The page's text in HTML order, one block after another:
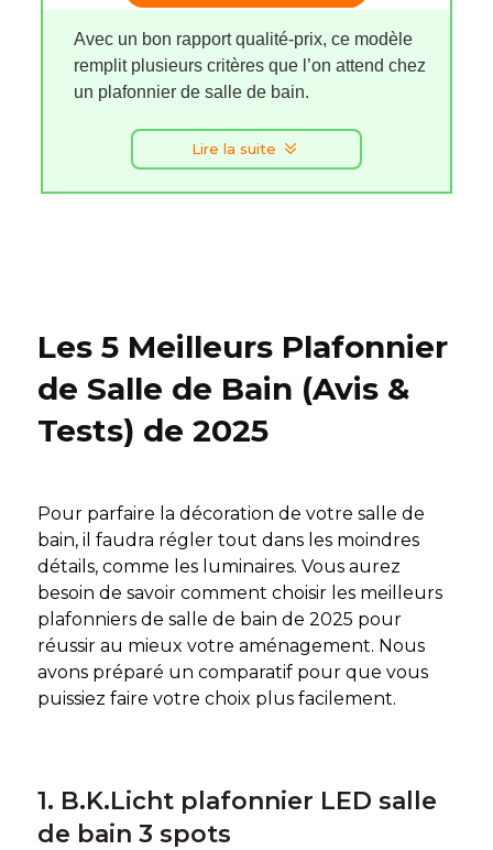
Avec un bon rapport qualité-prix, ce modèle
remplit plusieurs critères que l’on attend chez
un plafonnier de salle de bain.
Lire la suite
Les 5 Meilleurs Plafonnier
de Salle de Bain (Avis &
Tests) de 2025
Pour parfaire la décoration de votre salle de
bain, il faudra régler tout dans les moindres
détails, comme les luminaires. Vous aurez
besoin de savoir comment choisir les meilleurs
plafonniers de salle de bain de 2025 pour
réussir au mieux votre aménagement. Nous
avons préparé un comparatif pour que vous
puissiez faire votre choix plus facilement.
1. B.K.Licht plafonnier LED salle
de bain 3 spots